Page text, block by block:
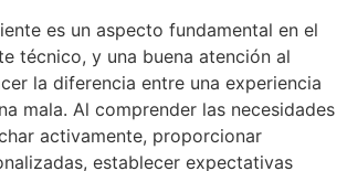
es un aspecto fundamental en el
técnico, y una buena atención al
la diferencia entre una experiencia
mala. Al comprender las necesidades
activamente, proporcionar
establecer expectativas